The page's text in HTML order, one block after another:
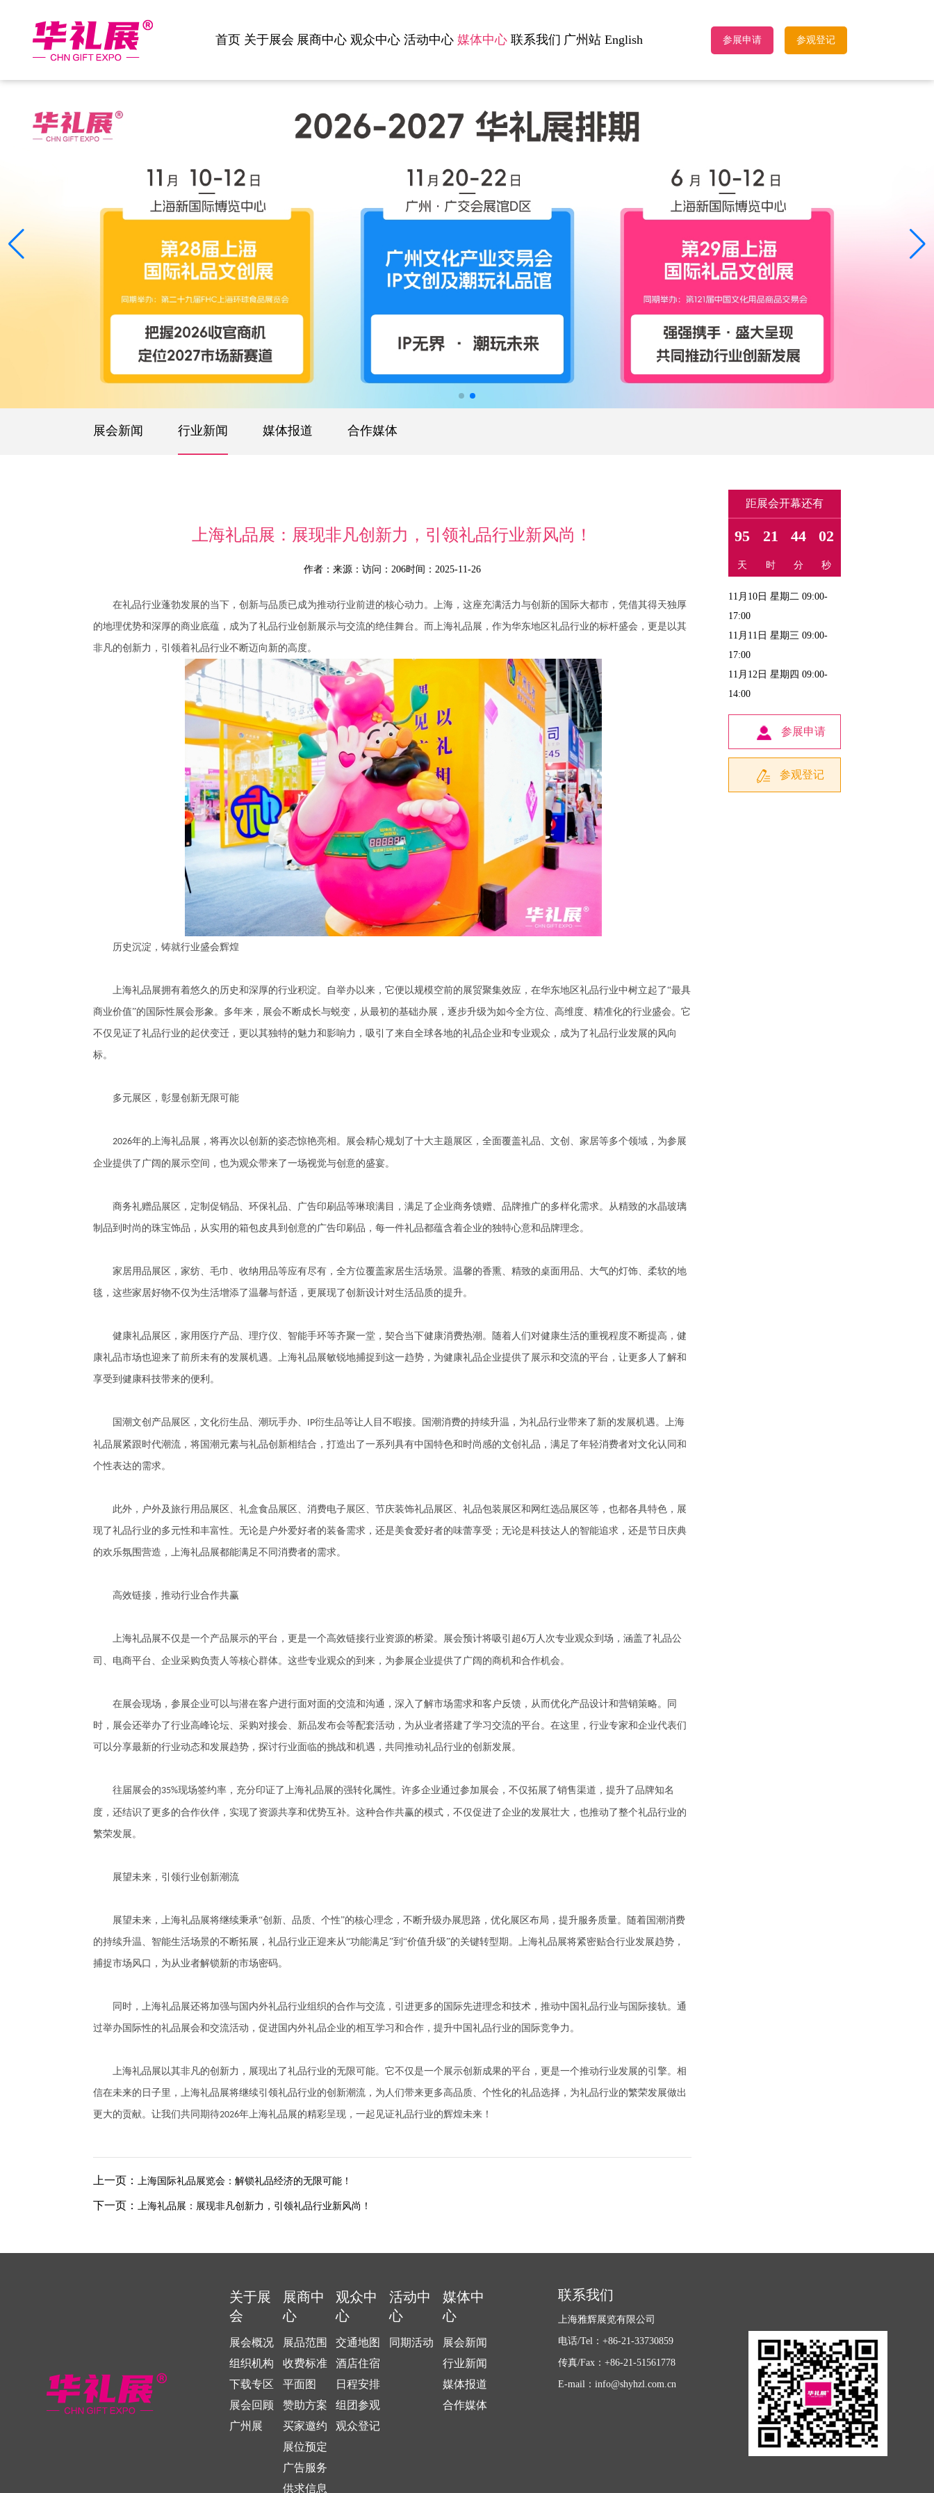
首页 关于展会 展商中心 观众中心 活动中心 媒体中心 联系我们 广州站 English 参展申请 参观登记
展会新闻 行业新闻 媒体报道 合作媒体
上海礼品展：展现非凡创新力，引领礼品行业新风尚！
作者： 来源： 访问：206时间：2025-11-26
在礼品行业蓬勃发展的当下，创新与品质已成为推动行业前进的核心动力。上海，这座充满活力与创新的国际大都市，凭借其得天独厚
的地理优势和深厚的商业底蕴，成为了礼品行业创新展示与交流的绝佳舞台。而上海礼品展，作为华东地区礼品行业的标杆盛会，更是以其
非凡的创新力，引领着礼品行业不断迈向新的高度。
历史沉淀，铸就行业盛会辉煌
上海礼品展拥有着悠久的历史和深厚的行业积淀。自举办以来，它便以规模空前的展贸聚集效应，在华东地区礼品行业中树立起了“最具
商业价值”的国际性展会形象。多年来，展会不断成长与蜕变，从最初的基础办展，逐步升级为如今全方位、高维度、精准化的行业盛会。它
不仅见证了礼品行业的起伏变迁，更以其独特的魅力和影响力，吸引了来自全球各地的礼品企业和专业观众，成为了礼品行业发展的风向
标。
多元展区，彰显创新无限可能
2026年的上海礼品展，将再次以创新的姿态惊艳亮相。展会精心规划了十大主题展区，全面覆盖礼品、文创、家居等多个领域，为参展
企业提供了广阔的展示空间，也为观众带来了一场视觉与创意的盛宴。
商务礼赠品展区，定制促销品、环保礼品、广告印刷品等琳琅满目，满足了企业商务馈赠、品牌推广的多样化需求。从精致的水晶玻璃
制品到时尚的珠宝饰品，从实用的箱包皮具到创意的广告印刷品，每一件礼品都蕴含着企业的独特心意和品牌理念。
家居用品展区，家纺、毛巾、收纳用品等应有尽有，全方位覆盖家居生活场景。温馨的香熏、精致的桌面用品、大气的灯饰、柔软的地
毯，这些家居好物不仅为生活增添了温馨与舒适，更展现了创新设计对生活品质的提升。
健康礼品展区，家用医疗产品、理疗仪、智能手环等齐聚一堂，契合当下健康消费热潮。随着人们对健康生活的重视程度不断提高，健
康礼品市场也迎来了前所未有的发展机遇。上海礼品展敏锐地捕捉到这一趋势，为健康礼品企业提供了展示和交流的平台，让更多人了解和
享受到健康科技带来的便利。
国潮文创产品展区，文化衍生品、潮玩手办、 IP衍生品等让人目不暇接。国潮消费的持续升温，为礼品行业带来了新的发展机遇。上海
礼品展紧跟时代潮流，将国潮元素与礼品创新相结合，打造出了一系列具有中国特色和时尚感的文创礼品，满足了年轻消费者对文化认同和
个性表达的需求。
此外，户外及旅行用品展区、礼盒食品展区、消费电子展区、节庆装饰礼品展区、礼品包装展区和网红选品展区等，也都各具特色，展
现了礼品行业的多元性和丰富性。无论是户外爱好者的装备需求，还是美食爱好者的味蕾享受；无论是科技达人的智能追求，还是节日庆典
的欢乐氛围营造，上海礼品展都能满足不同消费者的需求。
高效链接，推动行业合作共赢
上海礼品展不仅是一个产品展示的平台，更是一个高效链接行业资源的桥梁。展会预计将吸引超6万人次专业观众到场，涵盖了礼品公
司、电商平台、企业采购负责人等核心群体。这些专业观众的到来，为参展企业提供了广阔的商机和合作机会。
在展会现场，参展企业可以与潜在客户进行面对面的交流和沟通，深入了解市场需求和客户反馈，从而优化产品设计和营销策略。同
时，展会还举办了行业高峰论坛、采购对接会、新品发布会等配套活动，为从业者搭建了学习交流的平台。在这里，行业专家和企业代表们
可以分享最新的行业动态和发展趋势，探讨行业面临的挑战和机遇，共同推动礼品行业的创新发展。
往届展会的35%现场签约率，充分印证了上海礼品展的强转化属性。许多企业通过参加展会，不仅拓展了销售渠道，提升了品牌知名
度，还结识了更多的合作伙伴，实现了资源共享和优势互补。这种合作共赢的模式，不仅促进了企业的发展壮大，也推动了整个礼品行业的
繁荣发展。
展望未来，引领行业创新潮流
展望未来，上海礼品展将继续秉承“创新、品质、个性”的核心理念，不断升级办展思路，优化展区布局，提升服务质量。随着国潮消费
的持续升温、智能生活场景的不断拓展，礼品行业正迎来从“功能满足”到“价值升级”的关键转型期。上海礼品展将紧密贴合行业发展趋势，
捕捉市场风口，为从业者解锁新的市场密码。
同时，上海礼品展还将加强与国内外礼品行业组织的合作与交流，引进更多的国际先进理念和技术，推动中国礼品行业与国际接轨。通
过举办国际性的礼品展会和交流活动，促进国内外礼品企业的相互学习和合作，提升中国礼品行业的国际竞争力。
上海礼品展以其非凡的创新力，展现出了礼品行业的无限可能。它不仅是一个展示创新成果的平台，更是一个推动行业发展的引擎。相
信在未来的日子里，上海礼品展将继续引领礼品行业的创新潮流，为人们带来更多高品质、个性化的礼品选择，为礼品行业的繁荣发展做出
更大的贡献。让我们共同期待2026年上海礼品展的精彩呈现，一起见证礼品行业的辉煌未来！
上一页：上海国际礼品展览会：解锁礼品经济的无限可能！
下一页：上海礼品展：展现非凡创新力，引领礼品行业新风尚！
距展会开幕还有
95 21 44 01
天 时 分 秒
11月10日 星期二 09:00-
17:00
11月11日 星期三 09:00-
17:00
11月12日 星期四 09:00-
14:00
参展申请
参观登记
关于展
会
展会概况
组织机构
下载专区
展会回顾
广州展
展商中
心
展品范围
收费标准
平面图
赞助方案
买家邀约
展位预定
广告服务
供求信息
观众中
心
交通地图
酒店住宿
日程安排
组团参观
观众登记
活动中
心
同期活动
媒体中
心
展会新闻
行业新闻
媒体报道
合作媒体
联系我们
上海雅辉展览有限公司
电话/Tel：+86-21-33730859
传真/Fax：+86-21-51561778
E-mail：info@shyhzl.com.cn